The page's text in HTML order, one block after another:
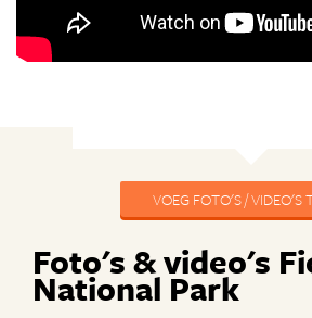
VOEG FOTO'S / VIDEO'S
Foto's & video's
National Park